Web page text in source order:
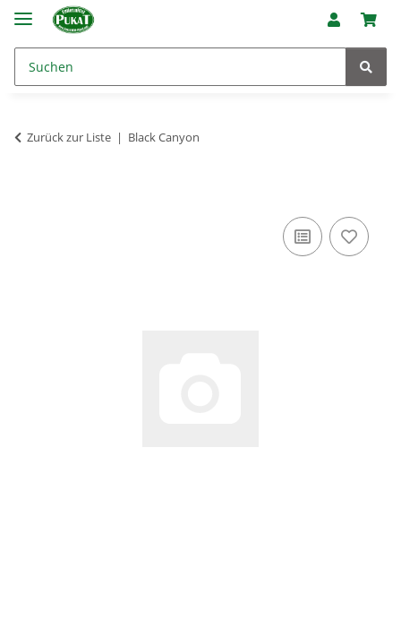
Zurück zur Liste Black Canyon